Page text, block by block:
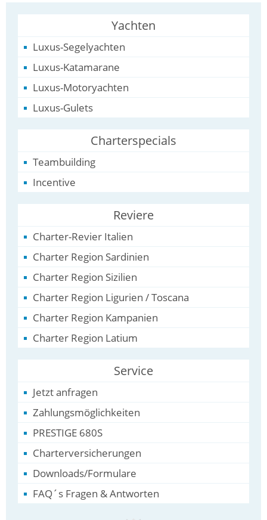
Yachten
Luxus-Segelyachten
Luxus-Katamarane
Luxus-Motoryachten
Luxus-Gulets
Charterspecials
Teambuilding
Incentive
Reviere
Charter-Revier Italien
Charter Region Sardinien
Charter Region Sizilien
Charter Region Ligurien / Toscana
Charter Region Kampanien
Charter Region Latium
Service
Jetzt anfragen
Zahlungsmöglichkeiten
PRESTIGE 680S
Charterversicherungen
Downloads/Formulare
FAQ´s Fragen & Antworten